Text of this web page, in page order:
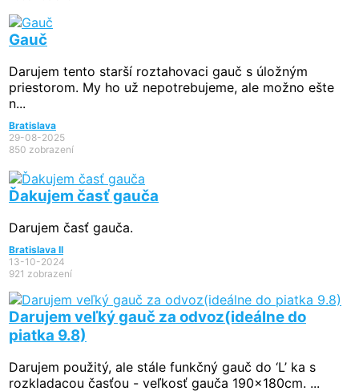
Gauč
Darujem tento starší roztahovaci gauč s úložným
priestorom. My ho už nepotrebujeme, ale možno ešte
n...
Bratislava
29-08-2025
850 zobrazení
Ďakujem časť gauča
Darujem časť gauča.
Bratislava II
13-10-2024
921 zobrazení
Darujem veľký gauč za odvoz(ideálne do
piatka 9.8)
Darujem použitý, ale stále funkčný gauč do ‘L’ ka s
rozkladacou časťou - veľkosť gauča 190x180cm. ...